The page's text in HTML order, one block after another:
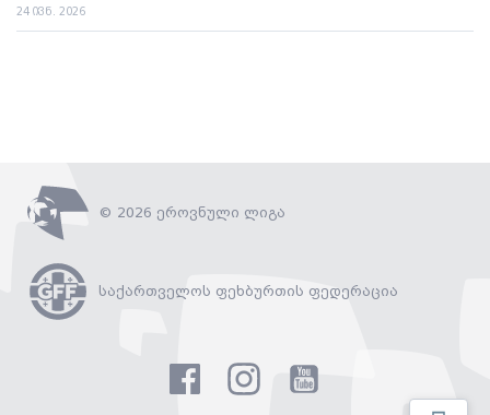
24 ივნ. 2026
© 2026 ეროვნული ლიგა
საქართველოს ფეხბურთის ფედერაცია